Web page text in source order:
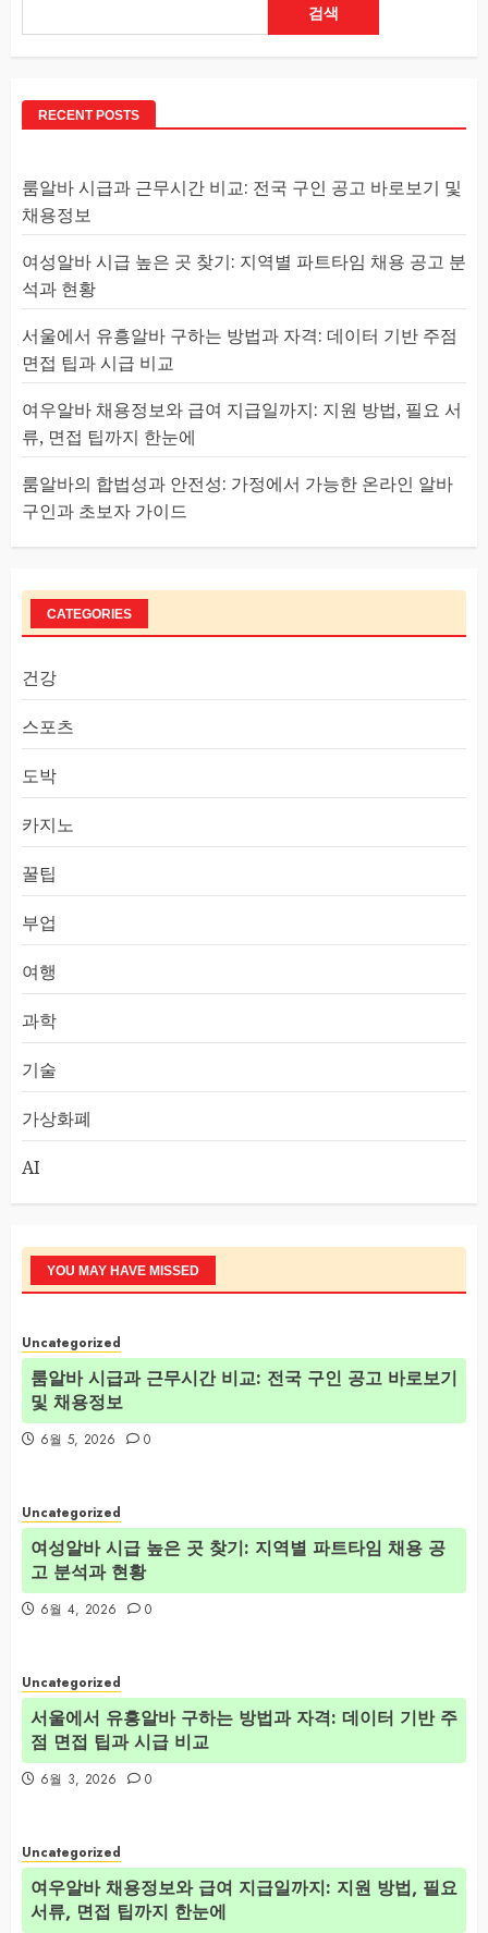
검색
RECENT POSTS
룸알바 시급과 근무시간 비교: 전국 구인 공고 바로보기 및
채용정보
여성알바 시급 높은 곳 찾기: 지역별 파트타임 채용 공고 분
석과 현황
서울에서 유흥알바 구하는 방법과 자격: 데이터 기반 주점
면접 팁과 시급 비교
여우알바 채용정보와 급여 지급일까지: 지원 방법, 필요 서
류, 면접 팁까지 한눈에
룸알바의 합법성과 안전성: 가정에서 가능한 온라인 알바
구인과 초보자 가이드
CATEGORIES
건강
스포츠
도박
카지노
꿀팁
부업
여행
과학
기술
가상화폐
AI
YOU MAY HAVE MISSED
Uncategorized
룸알바 시급과 근무시간 비교: 전국 구인 공고 바로보기
및 채용정보
6월 5, 2026 0
Uncategorized
여성알바 시급 높은 곳 찾기: 지역별 파트타임 채용 공
고 분석과 현황
6월 4, 2026 0
Uncategorized
서울에서 유흥알바 구하는 방법과 자격: 데이터 기반 주
점 면접 팁과 시급 비교
6월 3, 2026 0
Uncategorized
여우알바 채용정보와 급여 지급일까지: 지원 방법, 필요
서류, 면접 팁까지 한눈에